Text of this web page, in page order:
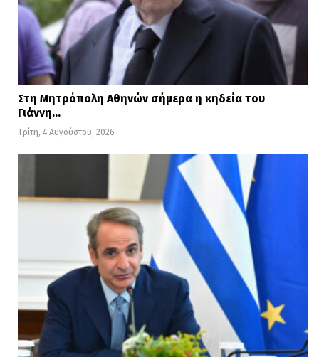
Στη Μητρόπολη Αθηνών σήμερα η κηδεία του
Γιάννη…
Τρίτη, 4 Αυγούστου, 2026